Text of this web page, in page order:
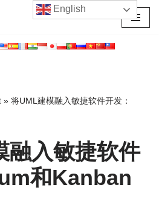
» 将UML建模融入敏捷软件开发：
融入敏捷软件
和Kanban
English